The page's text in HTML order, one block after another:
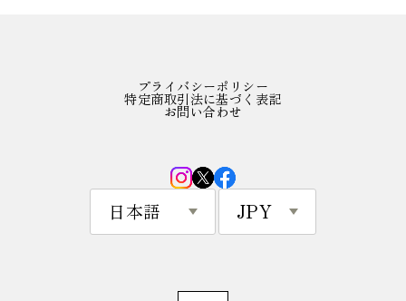
プライバシーポリシー
特定商取引法に基づく表記
お問い合わせ